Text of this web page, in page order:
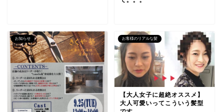
お知らせ お客様のリアルな髪
【大人女子に超絶オススメ】
大人可愛いってこういう髪型